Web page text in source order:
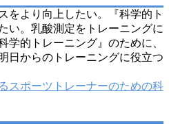
をより向上したい。『科学的ト
い。乳酸測定をトレーニングに
学的トレーニング』のために、
日からのトレーニングに役立つ